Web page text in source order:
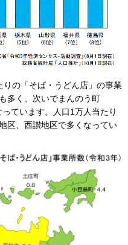
の「そば・うどん店」の事業
多く、次いでまんのう町
ています。人口1万人当たり
区、西讃地区で多くなってい